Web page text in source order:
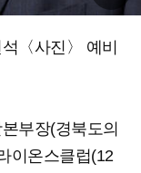
〈사진〉 예비
부장(경북도의
이온스클럽(12